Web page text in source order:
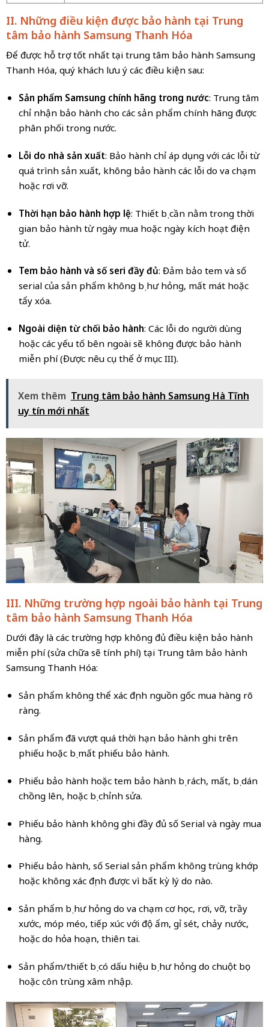
II. Những điều kiện được bảo hành tại Trung
tâm bảo hành Samsung Thanh Hóa
Để được hỗ trợ tốt nhất tại trung tâm bảo hành Samsung
Thanh Hóa, quý khách lưu ý các điều kiện sau:
Sản phẩm Samsung chính hãng trong nước: Trung tâm
chỉ nhận bảo hành cho các sản phẩm chính hãng được
phân phối trong nước.
Lỗi do nhà sản xuất: Bảo hành chỉ áp dụng với các lỗi từ
quá trình sản xuất, không bảo hành các lỗi do va chạm
hoặc rơi vỡ.
Thời hạn bảo hành hợp lệ: Thiết bị cần nằm trong thời
gian bảo hành từ ngày mua hoặc ngày kích hoạt điện
tử.
Tem bảo hành và số seri đầy đủ: Đảm bảo tem và số
serial của sản phẩm không bị hư hỏng, mất mát hoặc
tẩy xóa.
Ngoài diện từ chối bảo hành: Các lỗi do người dùng
hoặc các yếu tố bên ngoài sẽ không được bảo hành
miễn phí (Được nêu cụ thể ở mục III).
Xem thêm Trung tâm bảo hành Samsung Hà Tĩnh
uy tín mới nhất
III. Những trường hợp ngoài bảo hành tại Trung
tâm bảo hành Samsung Thanh Hóa
Dưới đây là các trường hợp không đủ điều kiện bảo hành
miễn phí (sửa chữa sẽ tính phí) tại Trung tâm bảo hành
Samsung Thanh Hóa:
Sản phẩm không thể xác định nguồn gốc mua hàng rõ
ràng.
Sản phẩm đã vượt quá thời hạn bảo hành ghi trên
phiếu hoặc bị mất phiếu bảo hành.
Phiếu bảo hành hoặc tem bảo hành bị rách, mất, bị dán
chồng lên, hoặc bị chỉnh sửa.
Phiếu bảo hành không ghi đầy đủ số Serial và ngày mua
hàng.
Phiếu bảo hành, số Serial sản phẩm không trùng khớp
hoặc không xác định được vì bất kỳ lý do nào.
Sản phẩm bị hư hỏng do va chạm cơ học, rơi, vỡ, trầy
xước, móp méo, tiếp xúc với độ ẩm, gỉ sét, chảy nước,
hoặc do hỏa hoạn, thiên tai.
Sản phẩm/thiết bị có dấu hiệu bị hư hỏng do chuột bọ
hoặc côn trùng xâm nhập.